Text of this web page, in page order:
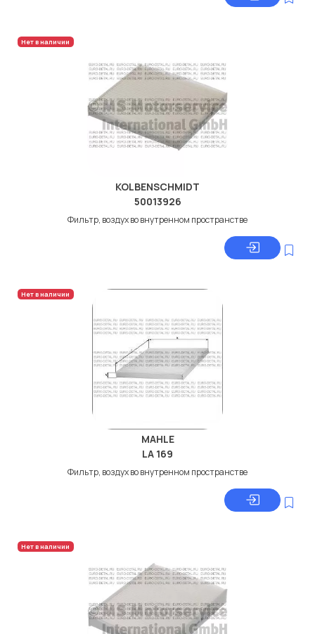
Нет в наличии
KOLBENSCHMIDT
50013926
Фильтр, воздух во внутренном пространстве
Нет в наличии
MAHLE
LA 169
Фильтр, воздух во внутренном пространстве
Нет в наличии